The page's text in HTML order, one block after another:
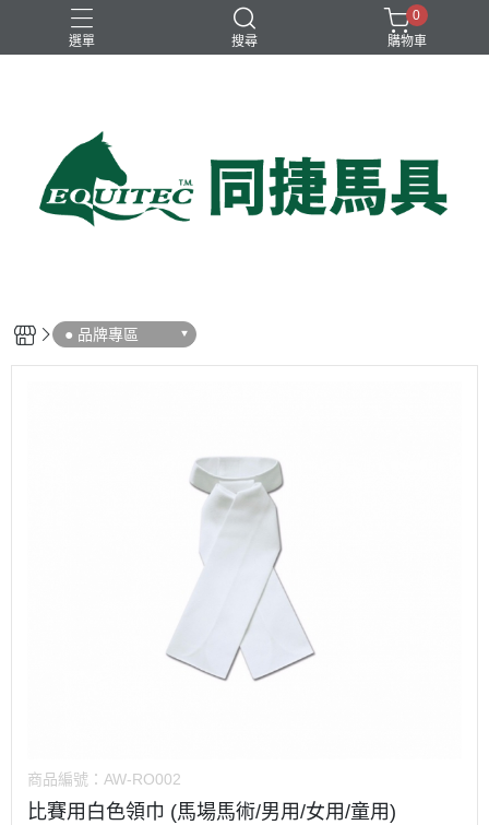
選單 搜尋
兒童比賽馬褲
男用比賽衫
0
購物車
● 品牌專區
商品編號： AW-RO002
比賽用白色領巾 (馬場馬術/男用/女用/童用)